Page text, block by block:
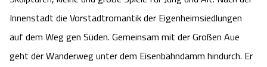
Katalogbestellung
Innenstadt die Vorstadtromantik der Eigenheimsiedlungen
auf dem Weg gen Süden. Gemeinsam mit der Großen Aue
geht der Wanderweg unter dem Eisenbahndamm hindurch. Er